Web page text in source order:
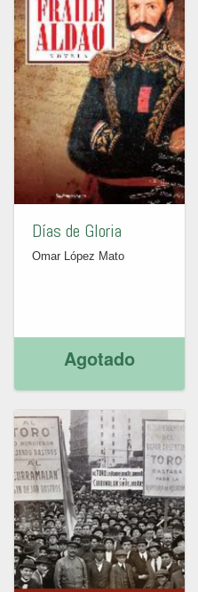
Días de Gloria
Omar López Mato
Agotado